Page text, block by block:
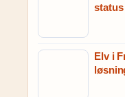
status
Elv i